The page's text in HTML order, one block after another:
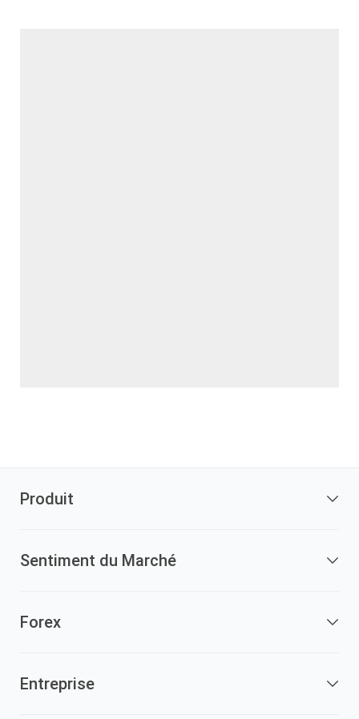
Produit
Sentiment du Marché
Forex
Entreprise